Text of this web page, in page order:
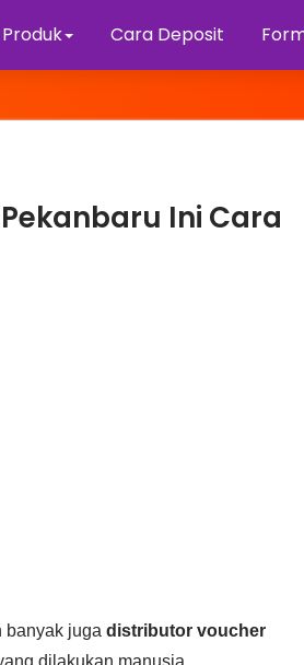
Cara Deposit
Ini Cara
banyak juga distributor voucher
dilakukan manusia